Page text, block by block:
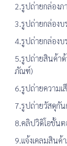
2.รูปถ่ายกล่อง
3.รูปถ่ายกล่อง
4.รูปถ่ายกล่อง
5.รูปถ่ายสินค้า
ภัณฑ์)
6.รูปถ่ายความเ
7.รูปถ่ายวัสดุกัน
8.คลิปวิดิโอขั้น
9.แจ้งเคลมสินค้